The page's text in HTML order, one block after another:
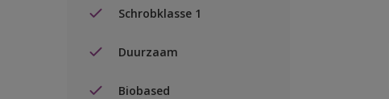
Schrobklasse 1
Duurzaam
Biobased